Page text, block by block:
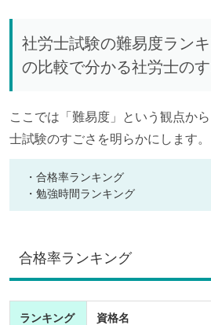
社労士試験の難易度ラン
の比較で分かる社労士の
ここでは「難易度」という観点か
士試験のすごさを明らかにします。
・合格率ランキング
・勉強時間ランキング
合格率ランキング
ランキング 資格名